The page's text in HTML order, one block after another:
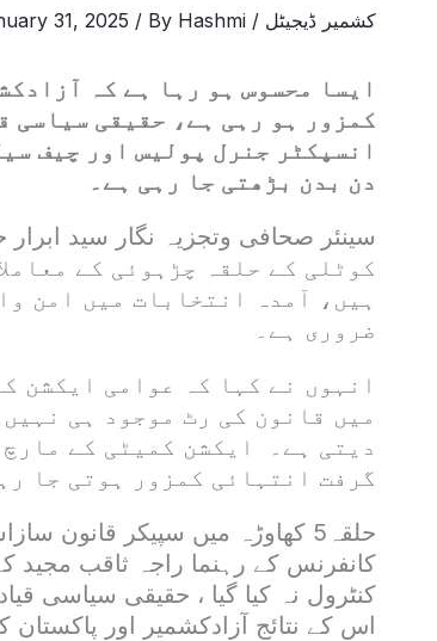
کشمیر ڈیجیٹل /
31, 2025 / By Hashmi
ایسا محسوس ہو رہا ہے کہ
کمزور ہو رہی ہے، حقیقی سیاسی
انسپکٹر جنرل پولیس اور چیف
دن بدن بڑھتی جا رہی ہے۔
کوٹلی کے حلقہ چڑہوئی کے
ہیں، آمدہ انتخابات میں امن
ضروری ہے۔
انہوں نے کہا کہ عوامی ایکشن
میں قانون کی رٹ موجود ہی
دیتی ہے۔ ایکشن کمیٹی کے
گرفت انتہائی کمزور ہوتی جا
حلقہ5 کھاوڑہ میں سپیکر
کانفرنس کے رہنما راجہ ثاقب
کنٹرول نہ کیا گیا ، حقیقی سیاسی
اس کے نتائج آزادکشمیر اور پاکستان